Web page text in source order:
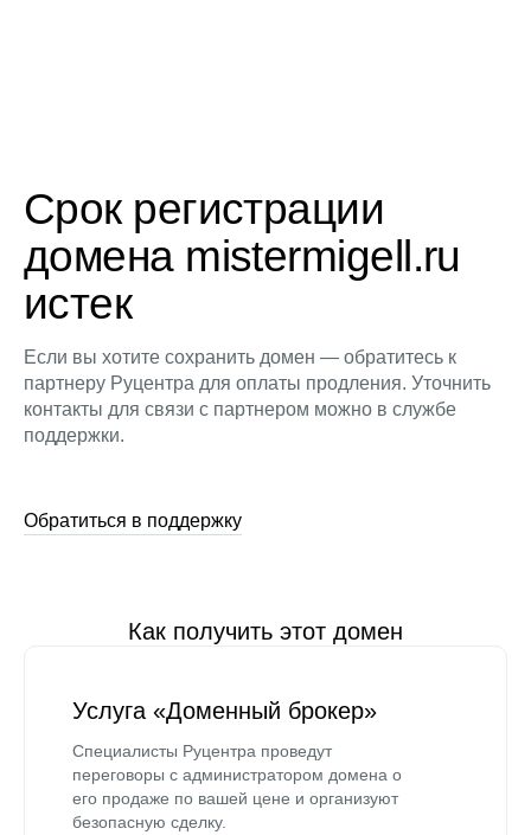
Срок регистрации
домена mistermigell.ru
истек
Если вы хотите сохранить домен — обратитесь к
партнеру Руцентра для оплаты продления. Уточнить
контакты для связи с партнером можно в службе
поддержки.
Обратиться в поддержку
Как получить этот домен
Услуга «Доменный брокер»
Специалисты Руцентра проведут
переговоры с администратором домена о
его продаже по вашей цене и организуют
безопасную сделку.